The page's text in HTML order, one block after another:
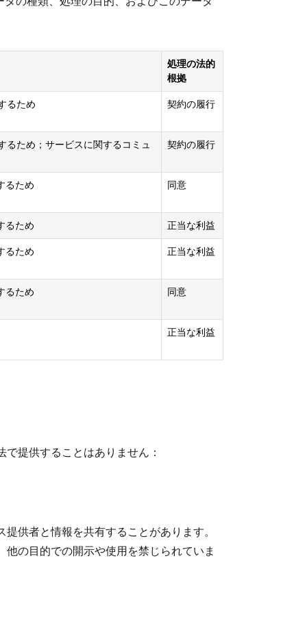
処理の法的
根拠
るため 契約の履行
ため；サービスに関するコミュ
契約の履行
るため 同意
るため
正当な利益
るため 正当な利益
るため 同意
正当な利益
提供することはありません：
供者と情報を共有することがあります。
の目的での開示や使用を禁じられていま